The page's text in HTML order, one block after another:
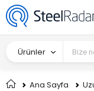
Ürünler
Ana Sayfa